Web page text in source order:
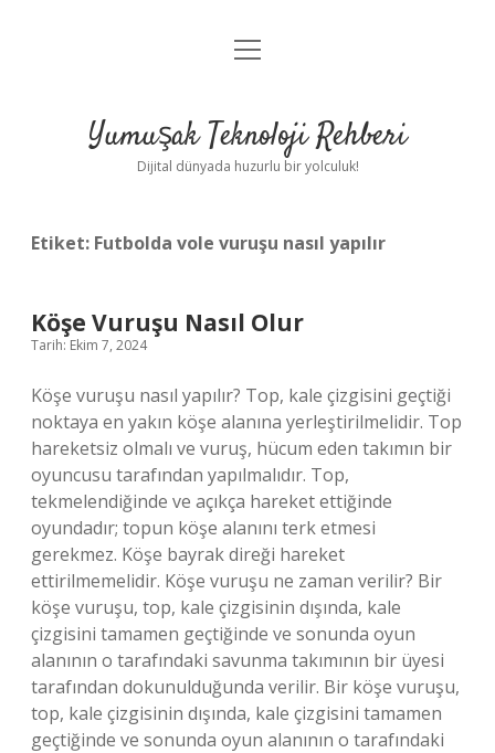
Anasayfa
Yasal Uyarı
menüyü
Yumuşak Teknoloji Rehberi
Dijital dünyada huzurlu bir yolculuk!
Etiket: Futbolda vole vuruşu nasıl yapılır
Köşe Vuruşu Nasıl Olur
Tarih: Ekim 7, 2024
Köşe vuruşu nasıl yapılır? Top, kale çizgisini geçtiği
noktaya en yakın köşe alanına yerleştirilmelidir. Top
hareketsiz olmalı ve vuruş, hücum eden takımın bir
oyuncusu tarafından yapılmalıdır. Top,
tekmelendiğinde ve açıkça hareket ettiğinde
oyundadır; topun köşe alanını terk etmesi
gerekmez. Köşe bayrak direği hareket
ettirilmemelidir. Köşe vuruşu ne zaman verilir? Bir
köşe vuruşu, top, kale çizgisinin dışında, kale
çizgisini tamamen geçtiğinde ve sonunda oyun
alanının o tarafındaki savunma takımının bir üyesi
tarafından dokunulduğunda verilir. Bir köşe vuruşu,
top, kale çizgisinin dışında, kale çizgisini tamamen
geçtiğinde ve sonunda oyun alanının o tarafındaki